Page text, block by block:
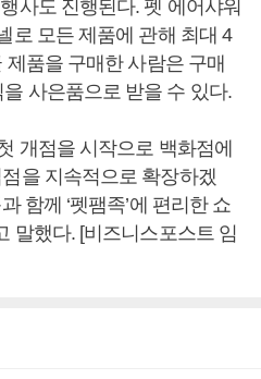
사도 진행된다. 펫 에어샤워
로 모든 제품에 관해 최대 4
품을 구매한 사람은 구매
사은품으로 받을 수 있다.
개점을 시작으로 백화점에
을 지속적으로 확장하겠
함께 ‘펫팸족’에 편리한 쇼
말했다. [비즈니스포스트 임